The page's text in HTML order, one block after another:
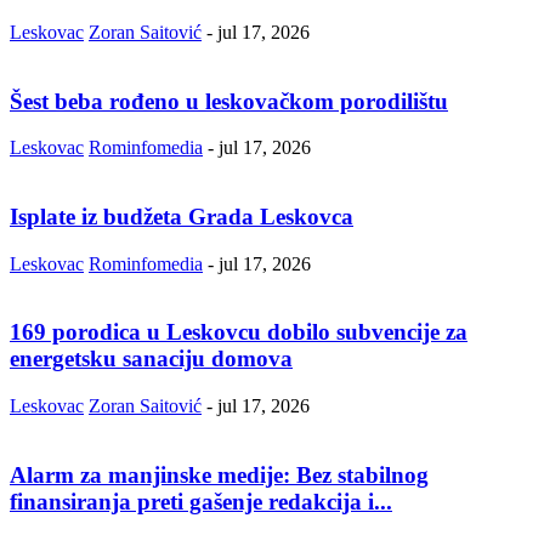
Leskovac Zoran Saitović - jul 17, 2026
Šest beba rođeno u leskovačkom porodilištu
Leskovac Rominfomedia - jul 17, 2026
Isplate iz budžeta Grada Leskovca
Leskovac Rominfomedia - jul 17, 2026
169 porodica u Leskovcu dobilo subvencije za
energetsku sanaciju domova
Leskovac Zoran Saitović - jul 17, 2026
Alarm za manjinske medije: Bez stabilnog
finansiranja preti gašenje redakcija i...